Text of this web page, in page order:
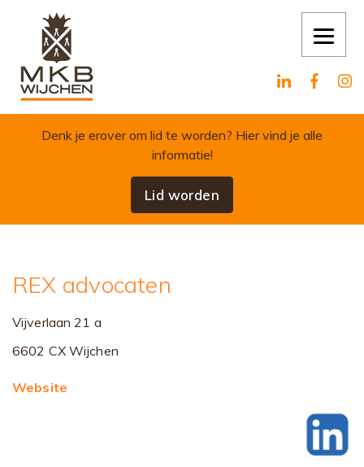
Skip to content
Denk je erover om lid te worden? Hier vind je alle
informatie!
Lid worden
REX advocaten
Vijverlaan 21 a
6602 CX Wijchen
Website